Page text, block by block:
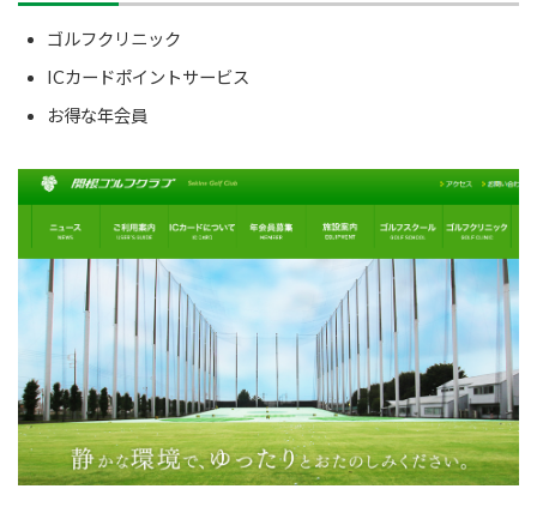
ゴルフクリニック
ICカードポイントサービス
お得な年会員